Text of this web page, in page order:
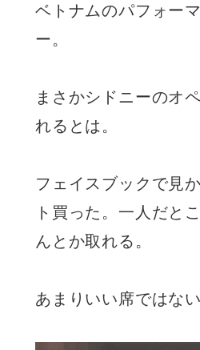
ベトナムのパフォー
ー。
まさかシドニーのオ
れるとは。
フェイスブックで見
ト買った。一人だと
んとか取れる。
あまりいい席ではな